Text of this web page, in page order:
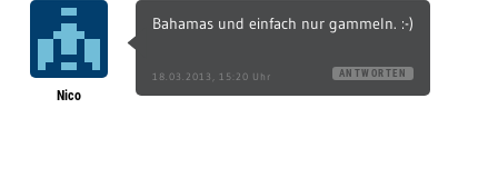
Nico
Bahamas und einfach nur gammeln. :-)
18.03.2013, 15:20 Uhr ANTWORTEN